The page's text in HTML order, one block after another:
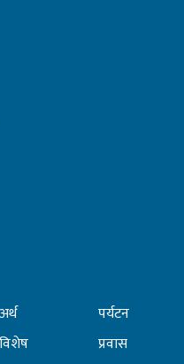
अर्थ
विशेष
पर्यटन
प्रवास